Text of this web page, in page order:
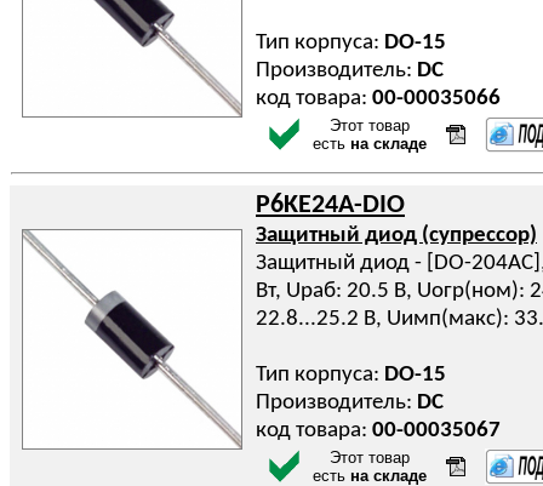
Тип корпуса: DO-15
Производитель: DC
код товара: 00-00035066
Этот товар
есть на складе
P6KE24A-DIO
Защитный диод (супрессор)
Защитный диод - [DO-
Вт, Uраб: 20.5 В, Uогр(ном):
22.8...25.2 В, Uимп(макс):
Тип корпуса: DO-15
Производитель: DC
код товара: 00-00035067
Этот товар
есть на складе